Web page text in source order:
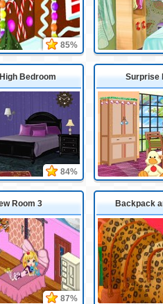
85%
Bedroom
84%
Surprise
Room 3
87%
Backpack